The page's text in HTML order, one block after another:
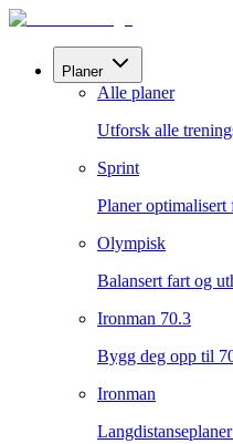
Planer
Alle planer
Utforsk alle
Sprint
Planer optimalisert
Olympisk
Balansert fart og
Ironman 70.3
Bygg deg opp til
Ironman